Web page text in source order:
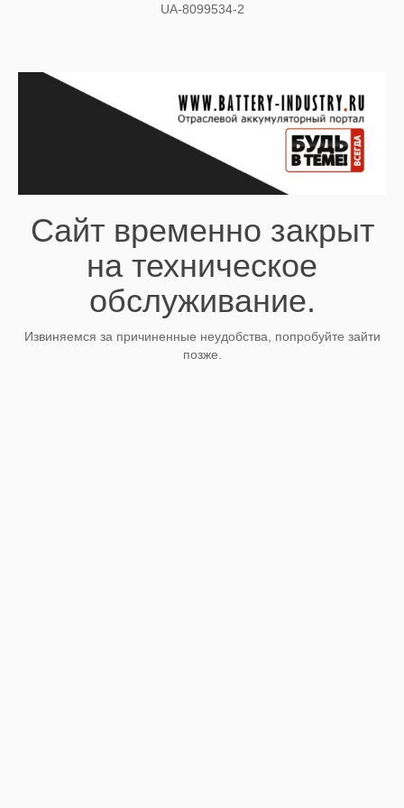
UA-8099534-2
Сайт временно закрыт
на техническое
обслуживание.
Извиняемся за причиненные неудобства, попробуйте зайти
позже.